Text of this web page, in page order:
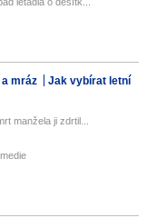
letadla o desítk...
a mráz
Jak vybírat letní
manžela ji zdrtil...